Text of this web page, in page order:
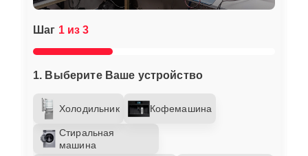
Шаг 1 из 3
1. Выберите Ваше устройство
Холодильник Кофемашина
Стиральная
машина